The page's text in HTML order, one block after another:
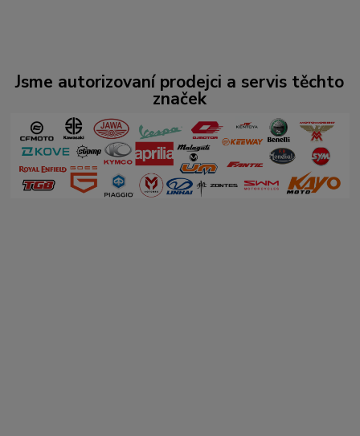
Jsme autorizovaní prodejci a servis těchto
značek